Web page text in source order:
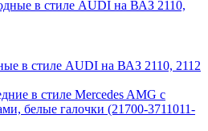
в стиле AUDI на ВАЗ 2110, 2112